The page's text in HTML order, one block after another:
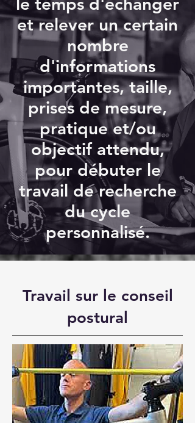
et relever un certain
nombre
d'informations
importantes, taille,
prises de mesure,
pratique et/ou
objectif attendu,
pour débuter le
travail de recherche
du cycle
personnalisé.
Travail sur le conseil
postural